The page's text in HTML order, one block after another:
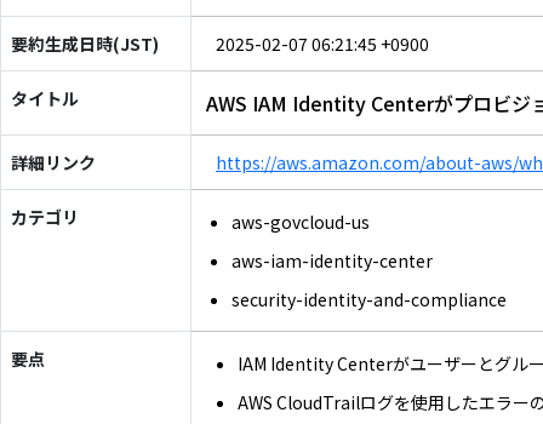
要約生成日時(JST) 2025-02-07 06:21:45 +0900
タイトル AWS IAM Identity Centerがプロビジ
詳細リンク https://aws.amazon.com/about-aws/
カテゴリ
aws-govcloud-us
aws-iam-identity-center
security-identity-and-compliance
要点
IAM Identity Centerがユーザーとグル
AWS CloudTrailログを使用したエラー